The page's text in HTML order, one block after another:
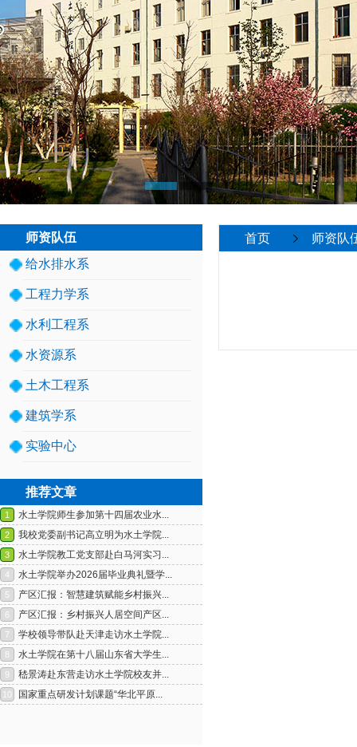
1
师资队伍
给水排水系
工程力学系
水利工程系
水资源系
土木工程系
建筑学系
实验中心
推荐文章
首页 师资队